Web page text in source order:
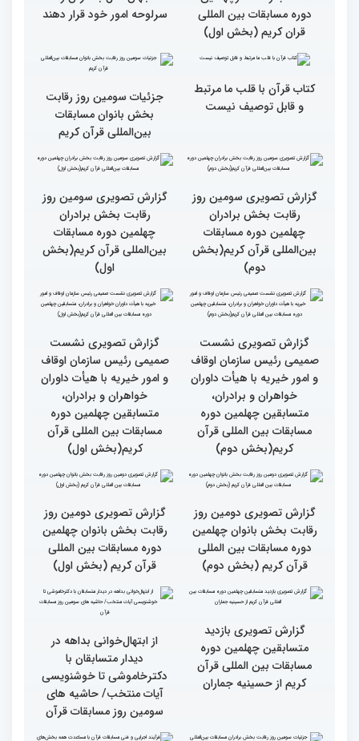
المللی قرآن کریم(بخش
اول)
قران کریم (بخش دوم)
گزارش تصویری حضور
اصحاب رسانه درچهلمین
قران کریم (بخش اول)
قاری نیجریایی: نوجوانان
جهان عمل به قرآن را
سرلوحه امور خود قرار دهند
کتاب قرآن با قلب ما مرتبط
و قابل توصیف نیست
جزئیات سومین روز رقابت
بخش بانوان مسابقات
بین‌المللی قرآن کریم
گزارش تصویری سومین روز
رقابت بخش برادران
چهلمین دوره مسابقات
بین‌المللی قرآن کریم(بخش
دوم)
گزارش تصویری سومین روز
رقابت بخش برادران
چهلمین دوره مسابقات
بین‌المللی قرآن کریم(بخش
اول)
صمیمی رئیس سازمان اوقاف
خواهران و برادران،
متسابقین چهلمین دوره
مسابقات بین المللی قرآن
کریم(بخش دوم)
صمیمی رئیس سازمان اوقاف
خواهران و برادران،
متسابقین چهلمین دوره
مسابقات بین المللی قرآن
کریم(بخش اول)
گزارش تصویری دومین روز
رقابت بخش بانوان چهلمین
دوره مسابقات بین المللی
قرآن کریم (بخش دوم)
گزارش تصویری دومین روز
رقابت بخش بانوان چهلمین
دوره مسابقات بین المللی
قرآن کریم (بخش اول)